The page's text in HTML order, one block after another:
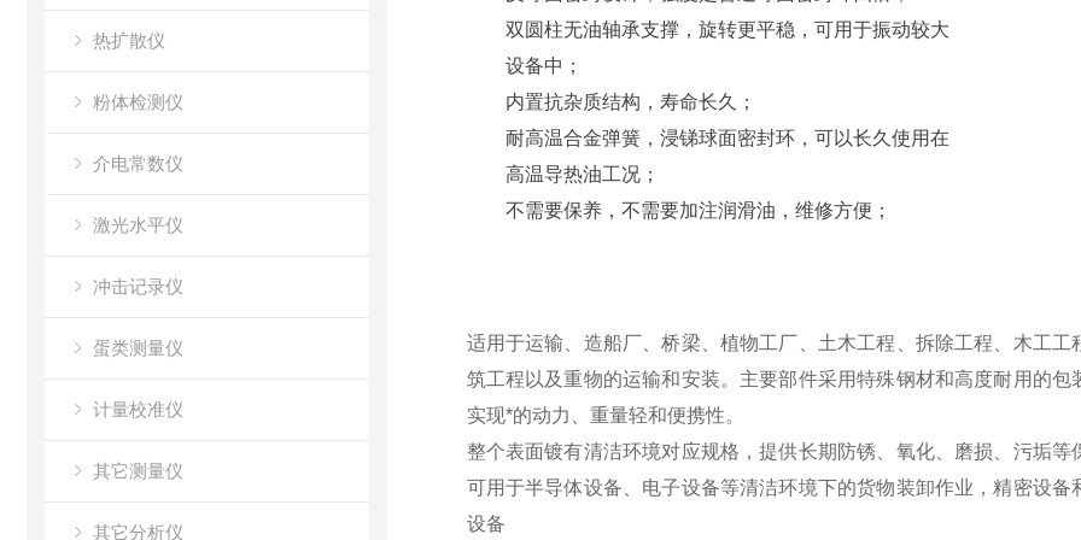
热扩散仪
粉体检测仪
介电常数仪
激光水平仪
冲击记录仪
蛋类测量仪
计量校准仪
其它测量仪
其它分析仪
双圆柱无油轴承支撑，旋转更平稳，可用于振动较大
设备中；
内置抗杂质结构，寿命长久；
耐高温合金弹簧，浸锑球面密封环，可以长久使用在
高温导热油工况；
不需要保养，不需要加注润滑油，维修方便；
适用于运输、造船厂、桥梁、植物工厂、土木工程、拆除工程、木工工
筑工程以及重物的运输和安装。 主要部件采用特殊钢材和高度耐用的包
实现*的动力、重量轻和便携性。
整个表面镀有清洁环境对应规格，提供长期防锈、氧化、磨损、污垢等
可用于半导体设备、电子设备等清洁环境下的货物装卸作业，精密设备
设备